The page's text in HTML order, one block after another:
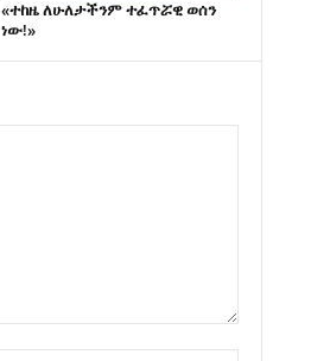
«ተከዜ ለሁለታችንም ተፈጥሯዊ ወሰን
ነው!»